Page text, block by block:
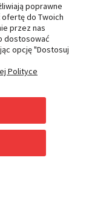
poprawne
ofertę do Twoich
przez nas
dostosować
opcję "Dostosuj
Polityce